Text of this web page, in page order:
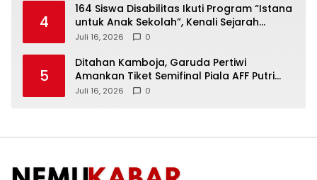
4
164 Siswa Disabilitas Ikuti Program “Istana
untuk Anak Sekolah”, Kenali Sejarah
Bangsa dan Pemerintahan
Juli 16, 2026 0
5
Ditahan Kamboja, Garuda Pertiwi
Amankan Tiket Semifinal Piala AFF Putri
2026
Juli 16, 2026 0